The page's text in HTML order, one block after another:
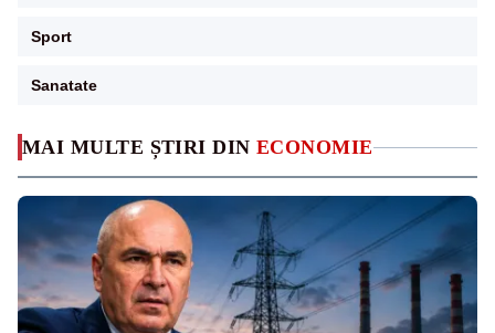
MAI MULTE ȘTIRI DIN ECONOMIE
Sport
Sanatate